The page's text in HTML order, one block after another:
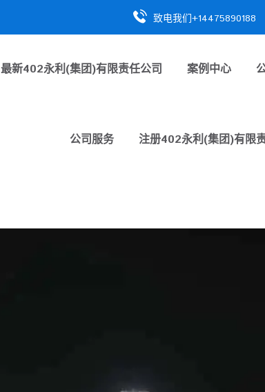
致电我们+14475890188
最新402永利(集团)有限责任公司 案例中心
公司服务 注册402永利(集团)有限